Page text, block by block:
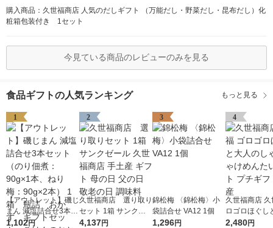
購入商品：久世福商店 人気のだしギフト （万能だし・野菜だし・昆布だし）化
粧箱包装付き 1セット
今見ている商品のレビューのみを見る
食品ギフトの人気ランキング もっと見る
1
【アウトレット】磯じ
まん 減塩詰合せ3本セ
ット（のり佃煮：90g
1,102円
2
久世福商店 選り取り
セット 1箱 サンクゼ
ール 久世福商店 手土
4,137円
3
錦松梅 〈錦松梅〉小
袋詰合せ VA12 1個
1,296円
4
久世福商店
ロゴロほぐし
しゃけしゃけ
2,480円